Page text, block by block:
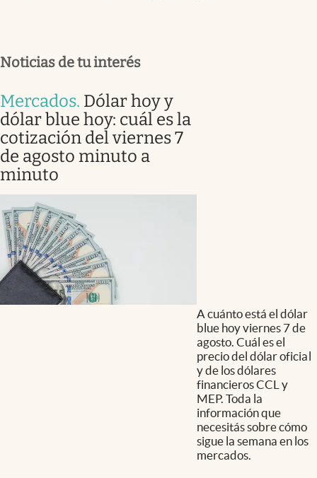
Noticias de tu interés
Mercados. Dólar hoy y
dólar blue hoy: cuál es la
cotización del viernes 7
de agosto minuto a
minuto
A cuánto está el dólar
blue hoy viernes 7 de
agosto. Cuál es el
precio del dólar oficial
y de los dólares
financieros CCL y
MEP. Toda la
información que
necesitás sobre cómo
sigue la semana en los
mercados.